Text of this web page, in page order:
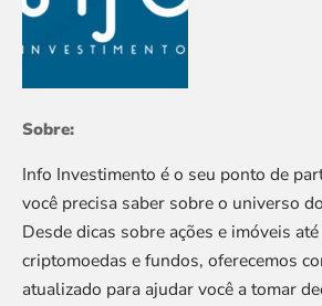
Sobre:
Info Investimento é o seu ponto de
você precisa saber sobre o universo
Desde dicas sobre ações e imóveis
criptomoedas e fundos, oferecemos
atualizado para ajudar você a tomar